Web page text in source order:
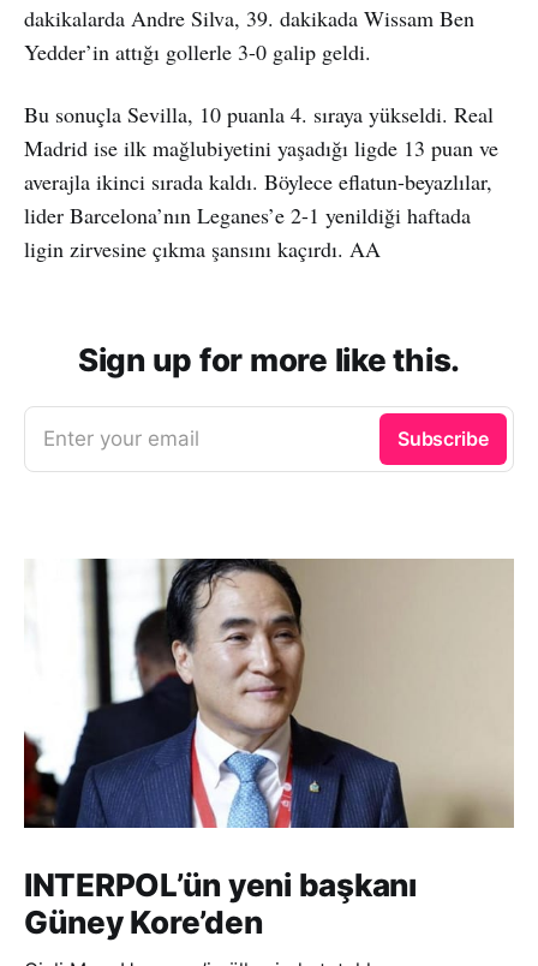
dakikalarda Andre Silva, 39. dakikada Wissam Ben
Yedder’in attığı gollerle 3-0 galip geldi.
Bu sonuçla Sevilla, 10 puanla 4. sıraya yükseldi. Real
Madrid ise ilk mağlubiyetini yaşadığı ligde 13 puan ve
averajla ikinci sırada kaldı. Böylece eflatun-beyazlılar,
lider Barcelona’nın Leganes’e 2-1 yenildiği haftada
ligin zirvesine çıkma şansını kaçırdı. AA
Sign up for more like this.
Enter your email Subscribe
INTERPOL’ün yeni başkanı
Güney Kore’den